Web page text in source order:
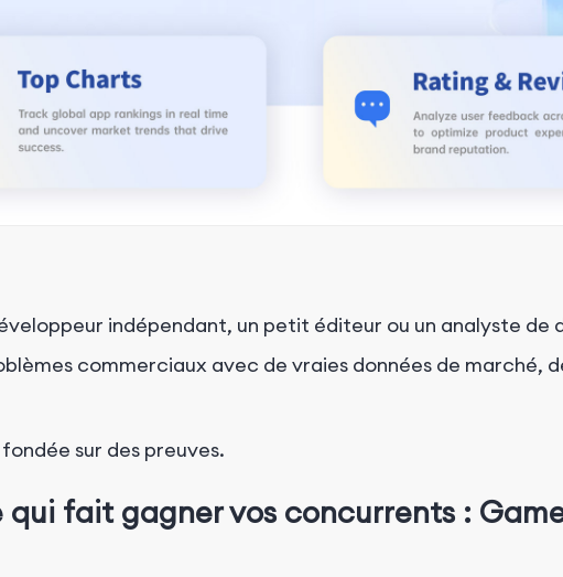
indépendant, un petit éditeur ou un analyste de
commerciaux avec de vraies données de marché,
sur des preuves.
qui fait gagner vos concurrents :